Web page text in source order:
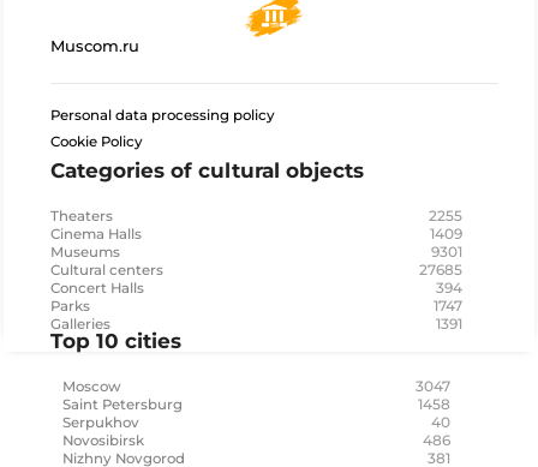
Muscom.ru
Personal data processing policy
Cookie Policy
Categories of cultural objects
Theaters 2255
Cinema Halls 1409
Museums 9301
Cultural centers 27685
Concert Halls 394
Parks 1747
Galleries 1391
Top 10 cities
Moscow 3047
Saint Petersburg 1458
Serpukhov 40
Novosibirsk 486
Nizhny Novgorod 381